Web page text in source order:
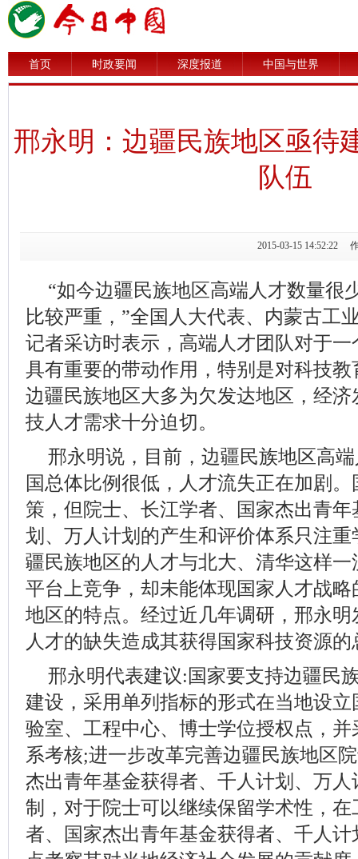
首页 时政要闻 深度报道 中国与世界
邢永明：边疆民族地区亟待
队伍
2015-03-15 14:52:22
“如今边疆民族地区高端人才数量很
比较严重，”全国人大代表、内蒙古工
记者采访时表示，高端人才团队对于
具有重要的带动作用，特别是对科技
边疆民族地区大多为欠发达地区，经
技人才需求十分迫切。
邢永明说，目前，边疆民族地区高
国总体比例很低，人才流失正在加剧
策，但院士、长江学者、国家杰出青
划、万人计划的产生和评价体系只注
疆民族地区的人才与北大、清华这样
平台上竞争，却未能体现国家人才战
地区的特点。经过近几年调研，邢永
人才的缺失造成其获得国家科技资源
邢永明代表建议:国家要支持边疆民
建设，采用单列指标的形式在当地设
验室、工程中心、博士学位授权点，
系考核;进一步改革完善边疆民族地区
杰出青年基金获得者、千人计划、万
制，对于院士可以继续保留学术性，
者、国家杰出青年基金获得者、千人